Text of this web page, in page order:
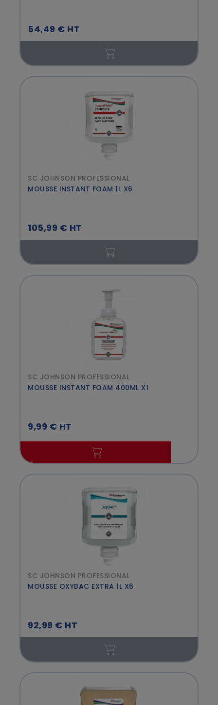
54,49 € HT
SC JOHNSON PROFESSIONAL
MOUSSE INSTANT FOAM 1L X6
105,99 € HT
SC JOHNSON PROFESSIONAL
MOUSSE INSTANT FOAM 400ML X1
9,99 € HT
SC JOHNSON PROFESSIONAL
MOUSSE OXYBAC EXTRA 1L X6
92,99 € HT